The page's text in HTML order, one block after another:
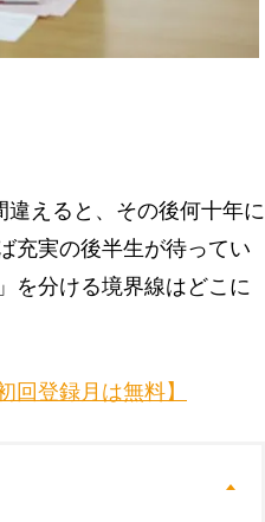
えると、その後何十年に
充実の後半生が待ってい
を分ける境界線はどこに
回登録月は無料】